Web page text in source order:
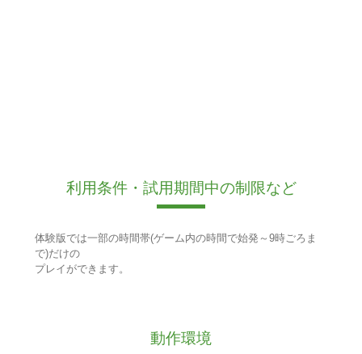
利用条件・試用期間中の制限など
体験版では一部の時間帯(ゲーム内の時間で始発～9時ごろま
で)だけの
プレイができます。
動作環境